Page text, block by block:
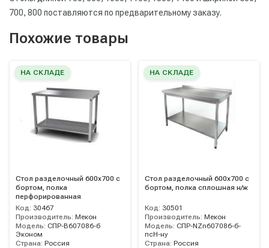
700, 800 поставляются по предварительному заказу.
Похожие товары
НА СКЛАДЕ
Стол разделочный 600х700 с
бортом, полка
перфорированная
Код: 30467
Производитель: Мекон
Модель: СПР-B607086-б
Эконом
Страна: Россия
НА СКЛАДЕ
Стол разделочный 600х700 с
бортом, полка сплошная н/ж
Код: 30501
Производитель: Мекон
Модель: СПР-NZn607086-б-
псН-ну
Страна: Россия